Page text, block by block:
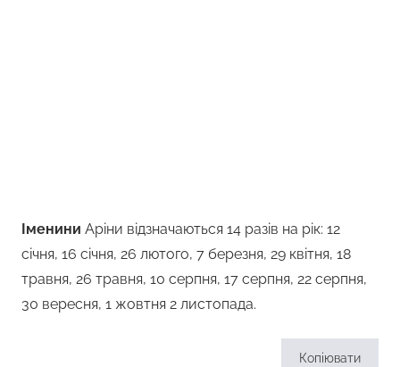
Іменини Аріни відзначаються 14 разів на рік: 12
січня, 16 січня, 26 лютого, 7 березня, 29 квітня, 18
травня, 26 травня, 10 серпня, 17 серпня, 22 серпня,
30 вересня, 1 жовтня 2 листопада.
Копіювати